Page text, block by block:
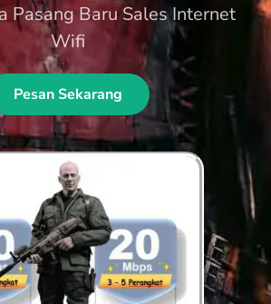
Pasang Baru Sales Internet
Wifi
Pesan Sekarang